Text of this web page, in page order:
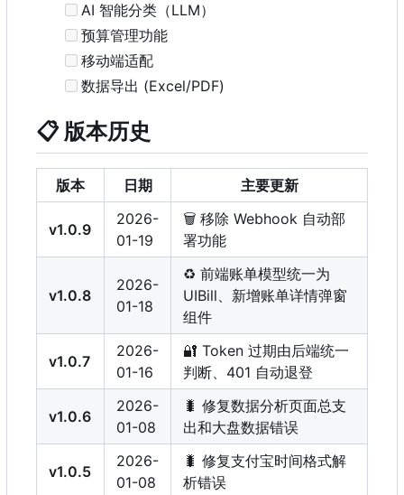
AI 智能分类（LLM）
预算管理功能
移动端适配
数据导出 (Excel/PDF)
📋版本历史
版本 日期 主要更新
v1.0.9
2026-
01-19
🗑️ 移除 Webhook 自动部
署功能
v1.0.8
2026-
01-18
♻️ 前端账单模型统一为
UIBill、新增账单详情弹窗
组件
v1.0.7
2026-
01-16
🔐 Token 过期由后端统一
判断、401 自动退登
v1.0.6
2026-
01-08
🐛 修复数据分析页面总支
出和大盘数据错误
v1.0.5
2026-
01-08
🐛 修复支付宝时间格式解
析错误